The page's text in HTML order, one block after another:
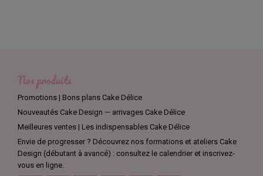
Nos produits
Promotions | Bons plans Cake Délice
Nouveautés Cake Design — arrivages Cake Délice
Meilleures ventes | Les indispensables Cake Délice
Envie de progresser ? Découvrez nos formations et ateliers Cake
Design (débutant à avancé) : consultez le calendrier et inscrivez-
vous en ligne.